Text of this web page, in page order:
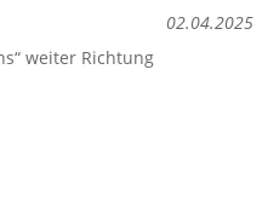
02.04.2025
weiter Richtung